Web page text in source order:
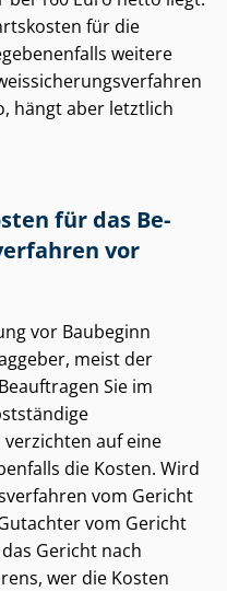
für die
weitere
hängt aber letztlich
für das Be­
vor
vor Baubeginn
meist der
Sie im
auf eine
die Kosten. Wird
vom Gericht
vom Gericht
Gericht nach
wer die Kosten